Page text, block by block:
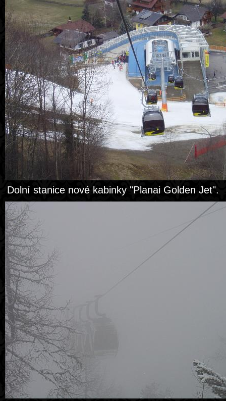
Dolní stanice nové kabinky "Planai Golden Jet".